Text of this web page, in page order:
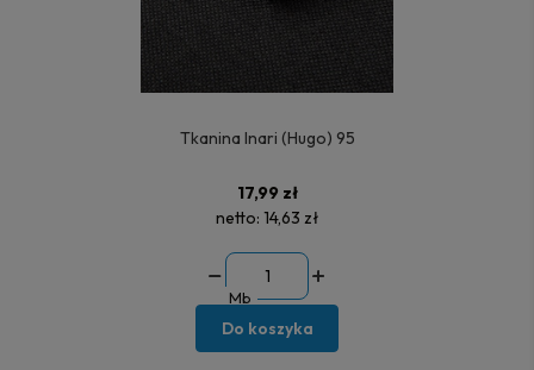
Tkanina Inari (Hugo) 95
17,99 zł
netto: 14,63 zł
Mb
Do koszyka